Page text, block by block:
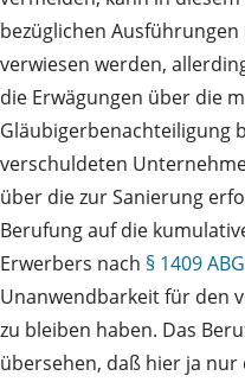
bezüglichen
verwiesen werden,
die Erwägungen über die
Gläubigerbenachteiligung
verschuldeten
über die zur Sanierung
Berufung auf die
Erwerbers nach § 1409
Unanwendbarkeit für den
zu bleiben haben. Das
übersehen, daß hier ja